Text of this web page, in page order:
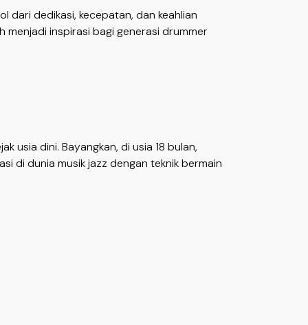
dari dedikasi, kecepatan, dan keahlian
menjadi inspirasi bagi generasi drummer
usia dini. Bayangkan, di usia 18 bulan,
di dunia musik jazz dengan teknik bermain